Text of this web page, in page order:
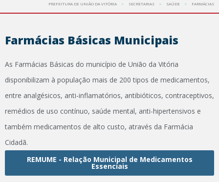
PREFEITURA DE UNIÃO DA VITÓRIA SECRETARIAS SAÚDE FARMÁCIAS
Farmácias Básicas Municipais
As Farmácias Básicas do município de União da Vitória
disponibilizam à população mais de 200 tipos de medicamentos,
entre analgésicos, anti-inflamatórios, antibióticos, contraceptivos,
remédios de uso contínuo, saúde mental, anti-hipertensivos e
também medicamentos de alto custo, através da Farmácia
Cidadã.
REMUME - Relação Municipal de Medicamentos
Essenciais